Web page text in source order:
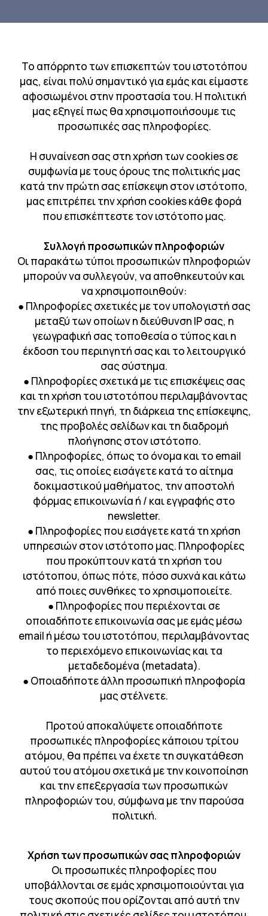
Το απόρρητο των επισκεπτών του ιστοτόπου
μας, είναι πολύ σημαντικό για εμάς και είμαστε
αφοσιωμένοι στην προστασία του. Η πολιτική
μας εξηγεί πως θα χρησιμοποιήσουμε τις
προσωπικές σας πληροφορίες.
Η συναίνεση σας στη χρήση των cookies σε
συμφωνία με τους όρους της πολιτικής μας
κατά την πρώτη σας επίσκεψη στον ιστότοπο,
μας επιτρέπει την χρήση cookies κάθε φορά
που επισκέπτεστε τον ιστότοπο μας.
Συλλογή προσωπικών πληροφοριών
Οι παρακάτω τύποι προσωπικών πληροφοριών
μπορούν να συλλεγούν, να αποθηκευτούν και
να χρησιμοποιηθούν:
● Πληροφορίες σχετικές με τον υπολογιστή σας
μεταξύ των οποίων η διεύθυνση IP σας, η
γεωγραφική σας τοποθεσία ο τύπος και η
έκδοση του περιηγητή σας και το λειτουργικό
σας σύστημα.
● Πληροφορίες σχετικά με τις επισκέψεις σας
και τη χρήση του ιστοτόπου περιλαμβάνοντας
την εξωτερική πηγή, τη διάρκεια της επίσκεψης,
της προβολές σελίδων και τη διαδρομή
πλοήγησης στον ιστότοπο.
● Πληροφορίες, όπως το όνομα και το email
σας, τις οποίες εισάγετε κατά το αίτημα
δοκιμαστικού μαθήματος, την αποστολή
φόρμας επικοινωνία ή / και εγγραφής στο
newsletter.
● Πληροφορίες που εισάγετε κατά τη χρήση
υπηρεσιών στον ιστότοπο μας. Πληροφορίες
που προκύπτουν κατά τη χρήση του
ιστότοπου, όπως πότε, πόσο συχνά και κάτω
από ποιες συνθήκες το χρησιμοποιείτε.
● Πληροφορίες που περιέχονται σε
οποιαδήποτε επικοινωνία σας με εμάς μέσω
email ή μέσω του ιστοτόπου, περιλαμβάνοντας
το περιεχόμενο επικοινωνίας και τα
μεταδεδομένα (metadata).
● Οποιαδήποτε άλλη προσωπική πληροφορία
μας στέλνετε.
Προτού αποκαλύψετε οποιαδήποτε
προσωπικές πληροφορίες κάποιου τρίτου
ατόμου, θα πρέπει να έχετε τη συγκατάθεση
αυτού του ατόμου σχετικά με την κοινοποίηση
και την επεξεργασία των προσωπικών
πληροφοριών του, σύμφωνα με την παρούσα
πολιτική.
Χρήση των προσωπικών σας πληροφοριών
Οι προσωπικές πληροφορίες που
υποβάλλονται σε εμάς χρησιμοποιούνται για
τους σκοπούς που ορίζονται από αυτή την